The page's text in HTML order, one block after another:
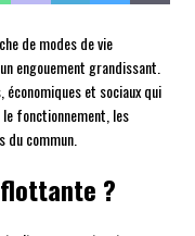
de modes de vie
engouement grandissant.
et sociaux qui
le fonctionnement, les
commun.
flottante ?